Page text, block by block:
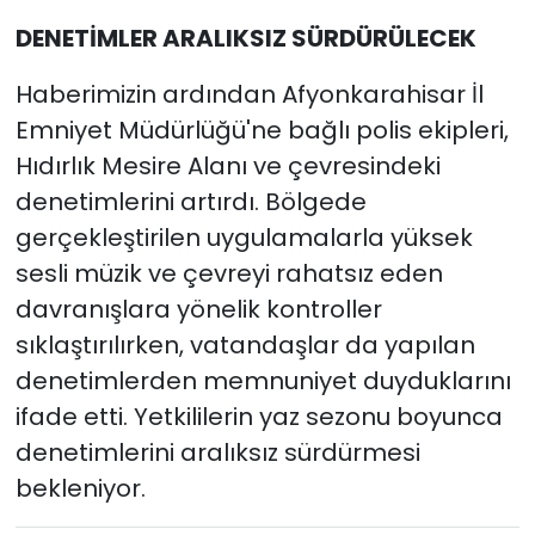
DENETİMLER ARALIKSIZ SÜRDÜRÜLECEK
Haberimizin ardından Afyonkarahisar İl
Emniyet Müdürlüğü'ne bağlı polis ekipleri,
Hıdırlık Mesire Alanı ve çevresindeki
denetimlerini artırdı. Bölgede
gerçekleştirilen uygulamalarla yüksek
sesli müzik ve çevreyi rahatsız eden
davranışlara yönelik kontroller
sıklaştırılırken, vatandaşlar da yapılan
denetimlerden memnuniyet duyduklarını
ifade etti. Yetkililerin yaz sezonu boyunca
denetimlerini aralıksız sürdürmesi
bekleniyor.